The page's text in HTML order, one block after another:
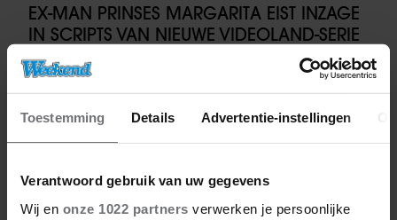
Toestemming Details Advertentie-instellingen
Verantwoord gebruik van uw gegevens
Wij en onze 1022 partners verwerken je persoonlijke
EX-MAN PRINSES MARGARITA EIST INZAGE
IN SCRIPTS VAN NIEUWE VIDEOLAND-SERIE